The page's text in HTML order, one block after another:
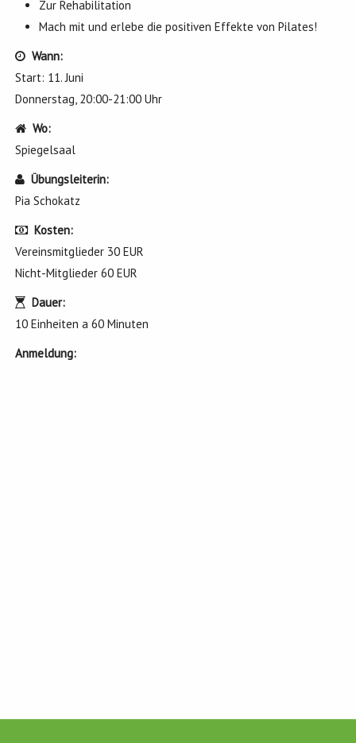
Zur Rehabilitation
Mach mit und erlebe die positiven Effekte von Pilates!
Wann:
Start: 11. Juni
Donnerstag, 20:00-21:00 Uhr
Wo:
Spiegelsaal
Übungsleiterin:
Pia Schokatz
Kosten:
Vereinsmitglieder 30 EUR
Nicht-Mitglieder 60 EUR
Dauer:
10 Einheiten a 60 Minuten
Anmeldung: